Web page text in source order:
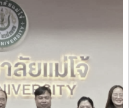
ตภัณฑ์ (IQS) มหาวิทยาลัยแม่
ลกเปลี่ยนแลกเปลี่ยนแลก
และแลกเปลี่ยนเรียนรู้ทาง
ยี่ยมชมสถาบันตรวจสอบ
และ คณะศิลปศาสตร์